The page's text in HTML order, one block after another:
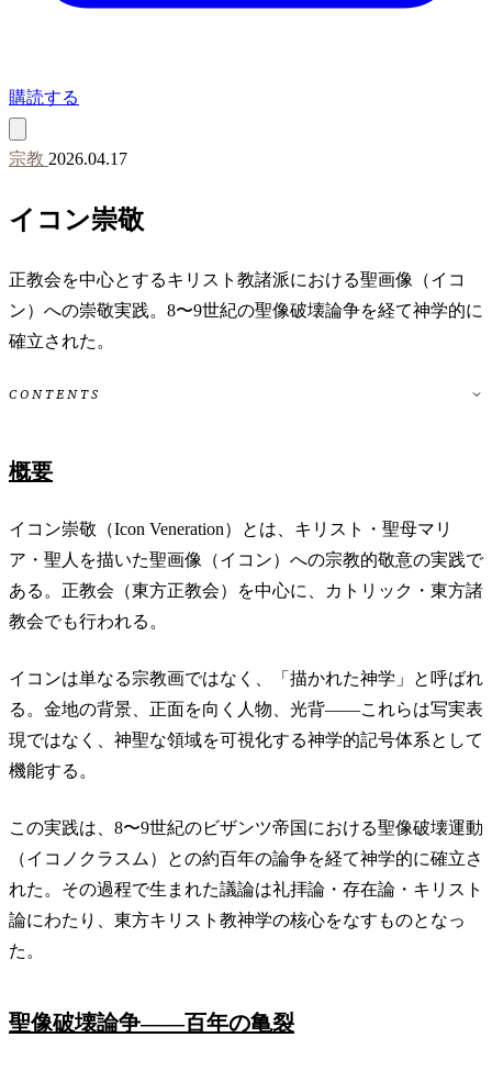
購読する
宗教 2026.04.17
イコン崇敬
正教会を中心とするキリスト教諸派における聖画像（イコ
ン）への崇敬実践。8〜9世紀の聖像破壊論争を経て神学的に
確立された。
CONTENTS
概要
イコン崇敬（Icon Veneration）とは、キリスト・聖母マリ
ア・聖人を描いた聖画像（イコン）への宗教的敬意の実践で
ある。正教会（東方正教会）を中心に、カトリック・東方諸
教会でも行われる。
イコンは単なる宗教画ではなく、「描かれた神学」と呼ばれ
る。金地の背景、正面を向く人物、光背——これらは写実表
現ではなく、神聖な領域を可視化する神学的記号体系として
機能する。
この実践は、8〜9世紀のビザンツ帝国における聖像破壊運動
（イコノクラスム）との約百年の論争を経て神学的に確立さ
れた。その過程で生まれた議論は礼拝論・存在論・キリスト
論にわたり、東方キリスト教神学の核心をなすものとなっ
た。
聖像破壊論争——百年の亀裂